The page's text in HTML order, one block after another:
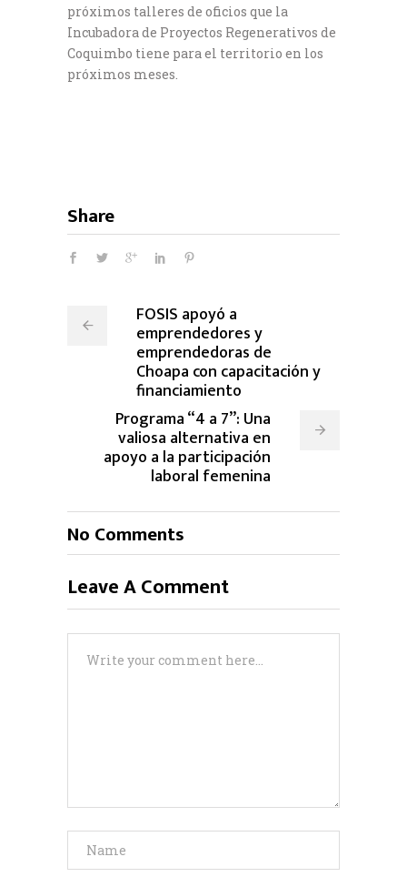
próximos talleres de oficios que la
Incubadora de Proyectos Regenerativos de
Coquimbo tiene para el territorio en los
próximos meses.
Share
FOSIS apoyó a
emprendedores y
emprendedoras de
Choapa con capacitación y
financiamiento
Programa “4 a 7”: Una
valiosa alternativa en
apoyo a la participación
laboral femenina
No Comments
Leave A Comment